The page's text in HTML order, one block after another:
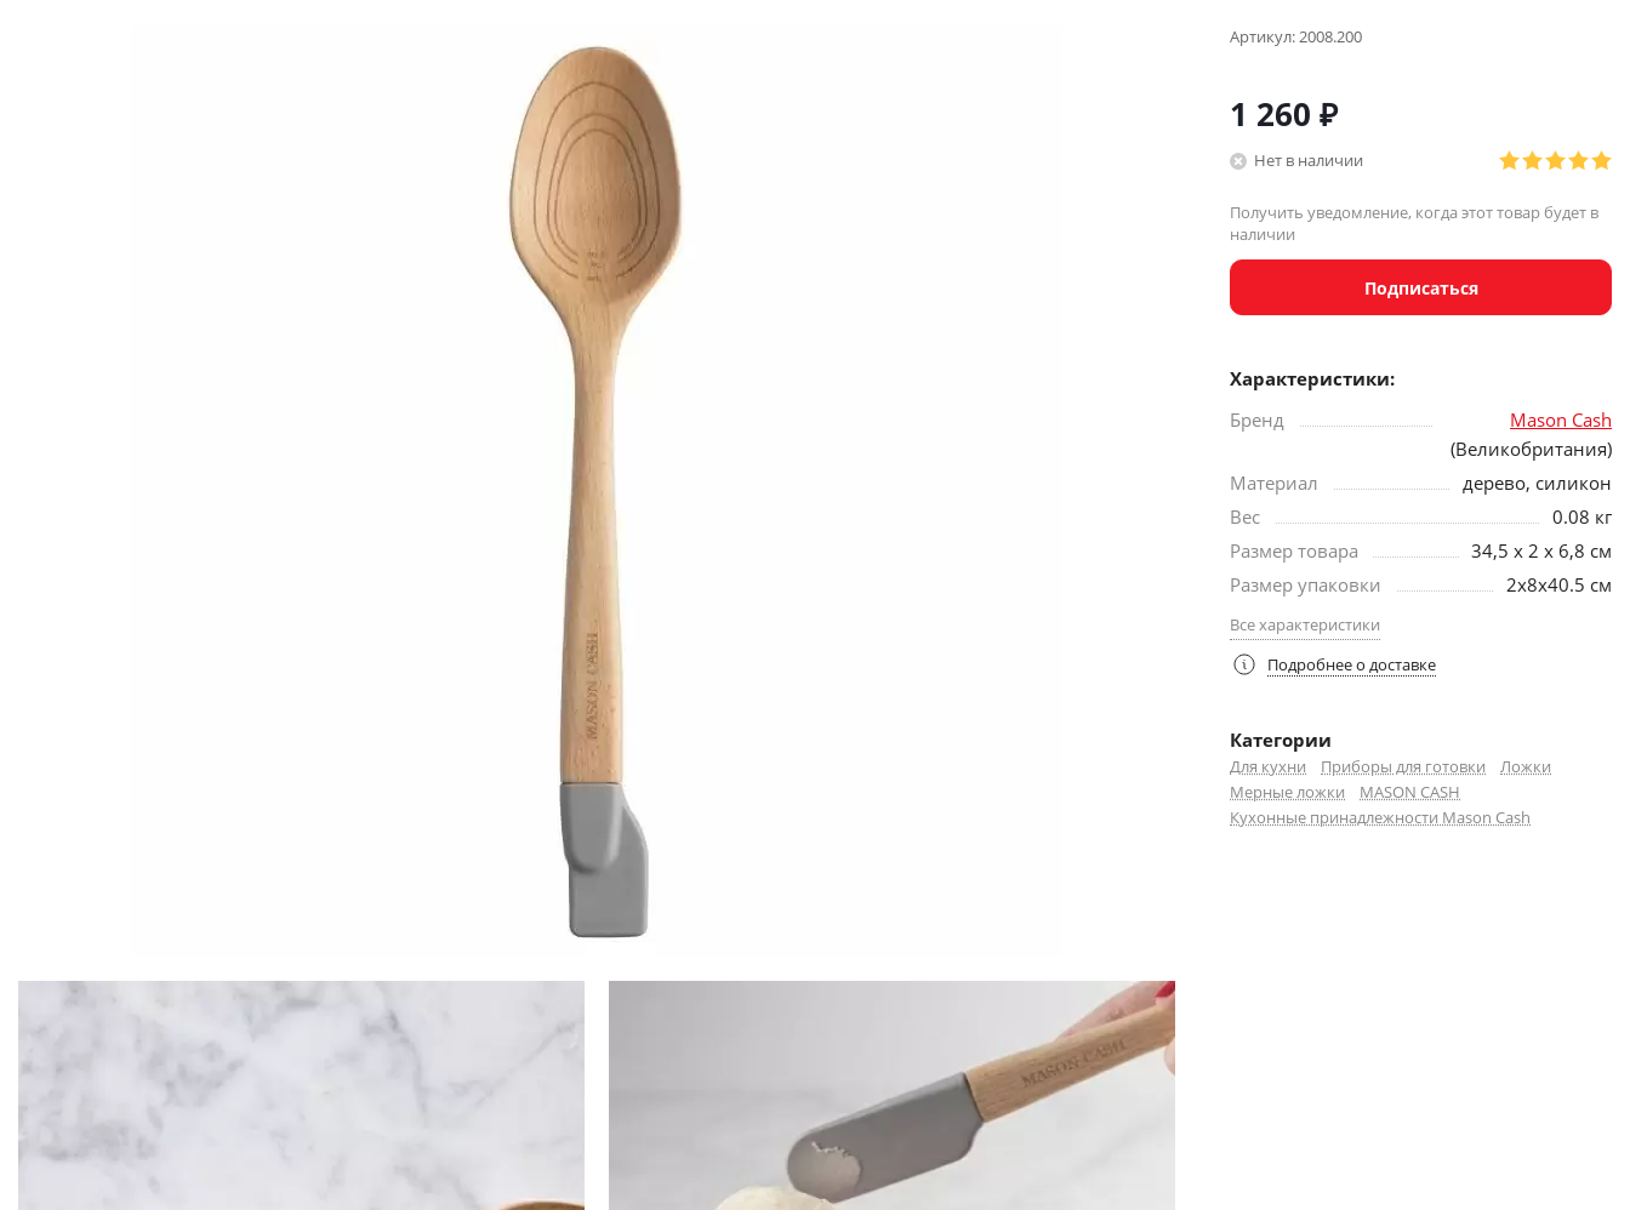
Артикул:2008.200
1 260 ₽
Нет в наличии
Получить уведомление, когда этот товар будет в
наличии
Подписаться
Характеристики:
Бренд
Mason Cash
(Великобритания)
Материал
дерево, силикон
Вес
0.08 кг
Размер товара
34,5 х 2 х 6,8 см
Размер упаковки
2х8х40.5 см
Все характеристики
Подробнее о доставке
Категории
Для кухни Приборы для готовки
Ложки
Мерные ложки
MASON CASH
Кухонные принадлежности Mason Cash